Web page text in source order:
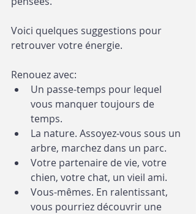
Voici quelques suggestions pour
retrouver votre énergie.
Renouez avec:
Un passe-temps pour lequel
vous manquer toujours de
temps.
La nature. Assoyez-vous sous un
arbre, marchez dans un parc.
Votre partenaire de vie, votre
chien, votre chat, un vieil ami.
Vous-mêmes. En ralentissant,
vous pourriez découvrir une